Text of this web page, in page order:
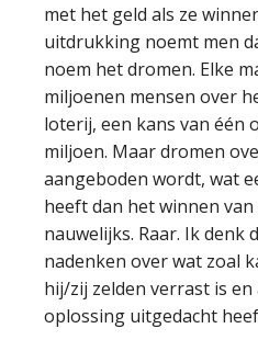
met het geld als ze
uitdrukking noemt men
noem het dromen. Elke
miljoenen mensen over
loterij, een kans van één
miljoen. Maar dromen
aangeboden wordt, wat
heeft dan het winnen
nauwelijks. Raar. Ik denk
nadenken over wat zoal
hij/zij zelden verrast is en
oplossing uitgedacht